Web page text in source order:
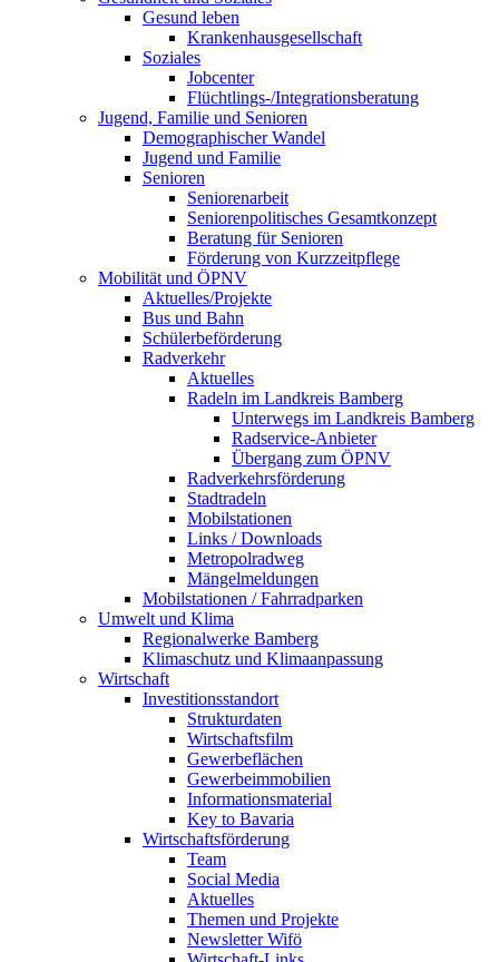
Gesund leben
Krankenhausgesellschaft
Soziales
Jobcenter
Flüchtlings-/Integrationsberatung
Jugend, Familie und Senioren
Demographischer Wandel
Jugend und Familie
Senioren
Seniorenarbeit
Seniorenpolitisches Gesamtkonzept
Beratung für Senioren
Förderung von Kurzzeitpflege
Mobilität und ÖPNV
Aktuelles/Projekte
Bus und Bahn
Schülerbeförderung
Radverkehr
Aktuelles
Radeln im Landkreis Bamberg
Unterwegs im Landkreis Bamberg
Radservice-Anbieter
Übergang zum ÖPNV
Radverkehrsförderung
Stadtradeln
Mobilstationen
Links / Downloads
Metropolradweg
Mängelmeldungen
Mobilstationen / Fahrradparken
Umwelt und Klima
Regionalwerke Bamberg
Klimaschutz und Klimaanpassung
Wirtschaft
Investitionsstandort
Strukturdaten
Wirtschaftsfilm
Gewerbeflächen
Gewerbeimmobilien
Informationsmaterial
Key to Bavaria
Wirtschaftsförderung
Team
Social Media
Aktuelles
Themen und Projekte
Newsletter Wifö